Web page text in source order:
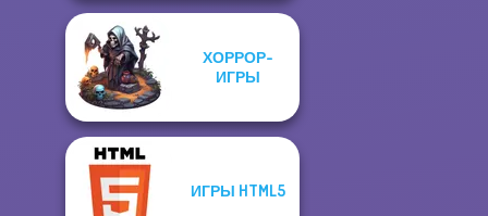
ХОРРОР-
ИГРЫ
ИГРЫ HTML5